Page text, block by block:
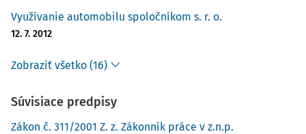
Využívanie automobilu spoločníkom s. r. o.
12. 7. 2012
Zobraziť všetko (16)
Súvisiace predpisy
Zákon č. 311/2001 Z. z. Zákonník práce v z.n.p.